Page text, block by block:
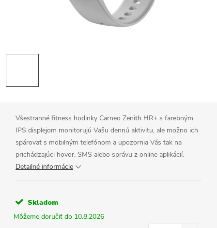
Všestranné fitness hodinky Carneo Zenith HR+ s farebným
IPS displejom monitorujú Vašu dennú aktivitu, ale možno ich
spárovať s mobilným telefónom a upozornia Vás tak na
prichádzajúci hovor, SMS alebo správu z online aplikácií.
Detailné informácie
Skladom
10.8.2026